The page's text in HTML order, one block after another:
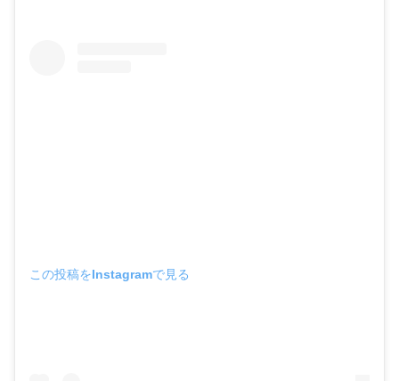
この投稿をInstagramで見る